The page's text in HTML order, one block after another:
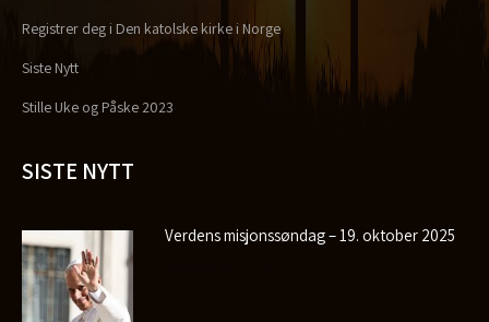
Registrer deg i Den katolske kirke i Norge
Siste Nytt
Stille Uke og Påske 2023
SISTE NYTT
Verdens misjonssøndag – 19. oktober 2025